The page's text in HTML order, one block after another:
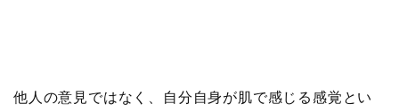
他人の意見ではなく、自分自身が肌で感じる感覚とい